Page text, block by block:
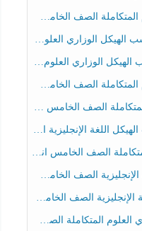
الخامس انسبير الفصل الثالث
الخامس عام الفصل الثالث
الخامس انسبير الفصل الثالث
الخامس انسبير الفصل الثالث
الصف الخامس الفصل الثالث
الصف الخامس عام الفصل الثالث